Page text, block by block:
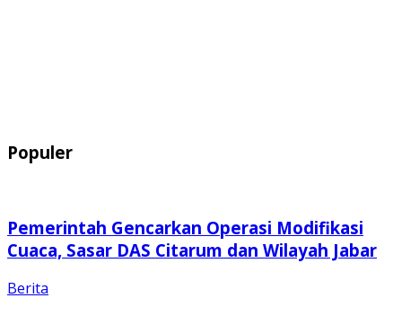
Populer
Pemerintah Gencarkan Operasi Modifikasi
Cuaca, Sasar DAS Citarum dan Wilayah Jabar
Berita